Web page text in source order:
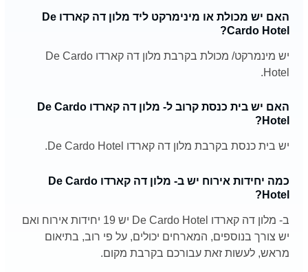
האם יש מכולת או מינימרקט ליד מלון דה קארדו De
Cardo Hotel?
יש מינמרקט/ מכולת בקרבת מלון דה קארדו De Cardo
Hotel.
האם יש בית כנסת קרוב ל- מלון דה קארדו De Cardo
Hotel?
יש בית כנסת בקרבת מלון דה קארדו De Cardo Hotel.
כמה יחידות אירוח יש ב- מלון דה קארדו De Cardo
Hotel?
ב- מלון דה קארדו De Cardo Hotel יש 19 יחידות אירוח ואם
יש צורך בנוספים, המארחים יכולים, על פי רוב, בתיאום
מראש, לעשות זאת עבורכם בקרבת מקום.